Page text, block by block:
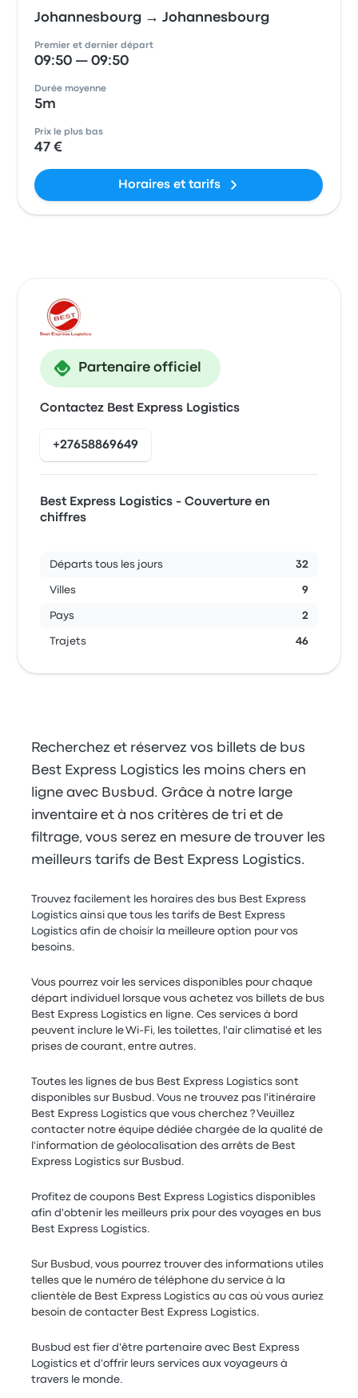
Johannesbourg → Johannesbourg
Premier et dernier départ
09:50 — 09:50
Durée moyenne
5m
Prix le plus bas
47 €
Horaires et tarifs
Partenaire officiel
Contactez Best Express Logistics
+27658869649
Best Express Logistics - Couverture en
chiffres
Départs tous les jours 32
Villes 9
Pays 2
Trajets 46
Recherchez et réservez vos billets de bus
Best Express Logistics les moins chers en
ligne avec Busbud. Grâce à notre large
inventaire et à nos critères de tri et de
filtrage, vous serez en mesure de trouver les
meilleurs tarifs de Best Express Logistics.
Trouvez facilement les horaires des bus Best Express
Logistics ainsi que tous les tarifs de Best Express
Logistics afin de choisir la meilleure option pour vos
besoins.
Vous pourrez voir les services disponibles pour chaque
départ individuel lorsque vous achetez vos billets de bus
Best Express Logistics en ligne. Ces services à bord
peuvent inclure le Wi-Fi, les toilettes, l'air climatisé et les
prises de courant, entre autres.
Toutes les lignes de bus Best Express Logistics sont
disponibles sur Busbud. Vous ne trouvez pas l'itinéraire
Best Express Logistics que vous cherchez ? Veuillez
contacter notre équipe dédiée chargée de la qualité de
l'information de géolocalisation des arrêts de Best
Express Logistics sur Busbud.
Profitez de coupons Best Express Logistics disponibles
afin d'obtenir les meilleurs prix pour des voyages en bus
Best Express Logistics.
Sur Busbud, vous pourrez trouver des informations utiles
telles que le numéro de téléphone du service à la
clientèle de Best Express Logistics au cas où vous auriez
besoin de contacter Best Express Logistics.
Busbud est fier d'être partenaire avec Best Express
Logistics et d'offrir leurs services aux voyageurs à
travers le monde.